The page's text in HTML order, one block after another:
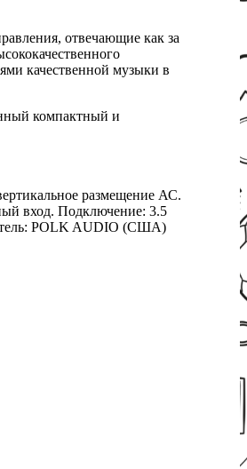
отвечающие как за
качественной музыки в
компактный и
размещение АС.
вход. Подключение: 3.5
POLK AUDIO (США)